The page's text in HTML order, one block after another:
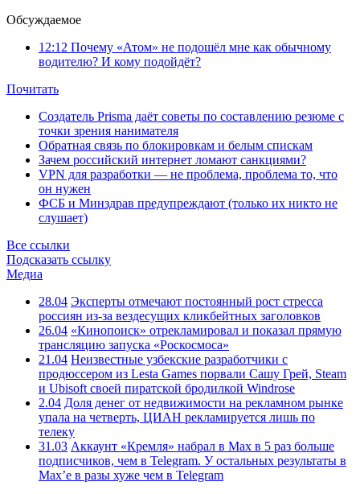
Обсуждаемое
12:12 Почему «Атом» не подошёл мне как обычному
водителю? И кому подойдёт?
Почитать
Создатель Prisma даёт советы по составлению резюме с
точки зрения нанимателя
Обратная связь по блокировкам и белым спискам
Зачем российский интернет ломают санкциями?
VPN для разработки — не проблема, проблема то, что
он нужен
ФСБ и Минздрав предупреждают (только их никто не
слушает)
Все ссылки
Подсказать ссылку
Медиа
28.04 Эксперты отмечают постоянный рост стресса
россиян из-за вездесущих кликбейтных заголовков
26.04 «Кинопоиск» отрекламировал и показал прямую
трансляцию запуска «Роскосмоса»
21.04 Неизвестные узбекские разработчики с
продюссером из Lesta Games порвали Сашу Грей, Steam
и Ubisoft своей пиратской бродилкой Windrose
2.04 Доля денег от недвижимости на рекламном рынке
упала на четверть, ЦИАН рекламируется лишь по
телеку
31.03 Аккаунт «Кремля» набрал в Max в 5 раз больше
подписчиков, чем в Telegram. У остальных результаты в
Max’е в разы хуже чем в Telegram